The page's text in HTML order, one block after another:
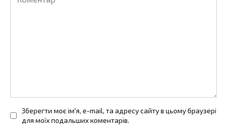
Зберегти моє ім'я, e-mail, та адресу сайту в цьому браузері
для моїх подальших коментарів.